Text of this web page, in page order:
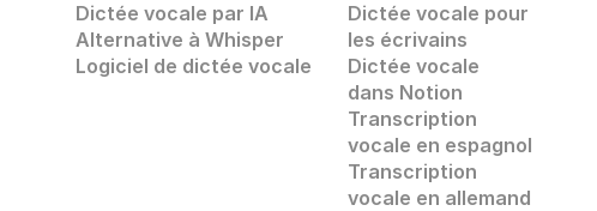
Dictée vocale par IA
Alternative à Whisper
Logiciel de dictée vocale
Dictée vocale pour
les écrivains
Dictée vocale
dans Notion
Transcription
vocale en espagnol
Transcription
vocale en allemand